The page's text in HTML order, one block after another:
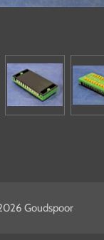
Goudspoor